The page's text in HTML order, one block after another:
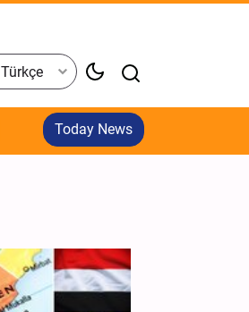
Türkçe
Today News